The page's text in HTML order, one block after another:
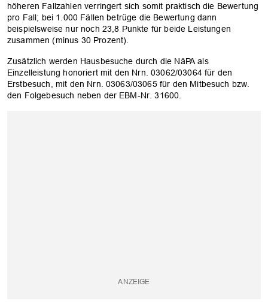
höheren Fallzahlen verringert sich somit praktisch die Bewertung
pro Fall; bei 1.000 Fällen betrüge die Bewertung dann
beispielsweise nur noch 23,8 Punkte für beide Leistungen
zusammen (minus 30 Prozent).
Zusätzlich werden Hausbesuche durch die NäPA als
Einzelleistung honoriert mit den Nrn. 03062/03064 für den
Erstbesuch, mit den Nrn. 03063/03065 für den Mitbesuch bzw.
den Folgebesuch neben der EBM-Nr. 31600.